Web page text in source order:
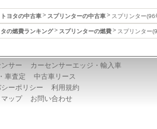
トヨタの中古車 スプリンターの中古車 スプリンター
タの燃費ランキング スプリンターの燃費 スプリンター
サー
カーセンサーエッジ・輸入車
車査定
中古車リース
ーポリシー
利用規約
ップ
お問い合わせ